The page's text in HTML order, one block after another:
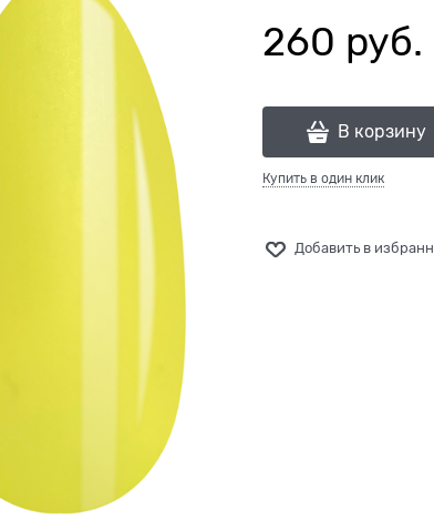
260 руб.
В корзину
Купить в один клик
Добавить в